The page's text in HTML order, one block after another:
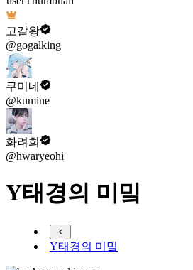
고갈왕
@gogalking
쿠미네
@kumine
화려희
@hwaryeohi
Y태경의 미밐
Y태경의 미밐